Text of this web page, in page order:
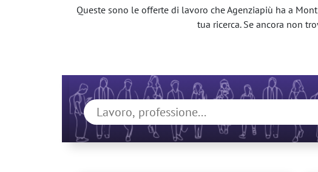
Queste sono le offerte di lavoro che Agenziapiù ha a
tua ricerca. Se ancora non